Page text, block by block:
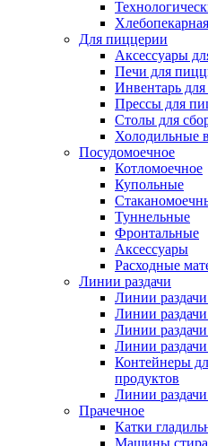
Для пиццерии
Аксессуары
Печи для
Инвентарь
Прессы для
Столы для
Холодильные
Посудомоечное
Котломоечное
Купольные
Туннельные
Фронтальные
Аксессуары
Расходные
Линии раздачи
Линии
Линии
Линии
Линии
Контейнеры
продуктов
Линии
Прачечное
Катки
Машины